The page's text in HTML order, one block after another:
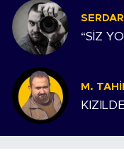
“SİZ
M.